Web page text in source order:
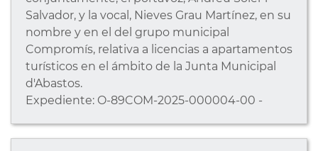
Salvador, y la vocal, Nieves Grau Martínez, en su
nombre y en el del grupo municipal
Compromís, relativa a licencias a apartamentos
turísticos en el ámbito de la Junta Municipal
d'Abastos.
Expediente: O-89COM-2025-000004-00 -